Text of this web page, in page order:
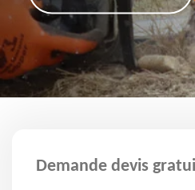
Demande devis